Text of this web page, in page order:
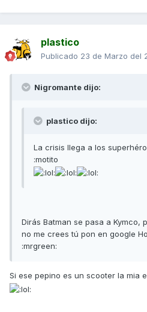
plastico
Publicado 23 de Marzo del
Nigromante dijo:
plastico dijo:
La crisis llega a los
:motito
Dirás Batman se pasa a Kymco,
no me crees tú pon en google
:mrgreen:
Si ese pepino es un scooter la mia